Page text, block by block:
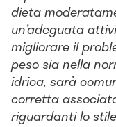
dieta
un’adeguata
migliorare il
peso sia nella
idrica, sarà
corretta
riguardanti lo